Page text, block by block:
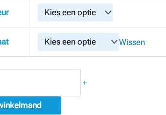
Wissen
+